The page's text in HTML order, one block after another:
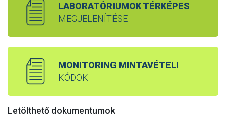
LABORATÓRIUMOK TÉRKÉPES
MEGJELENÍTÉSE
MONITORING MINTAVÉTELI
KÓDOK
Letölthető dokumentumok